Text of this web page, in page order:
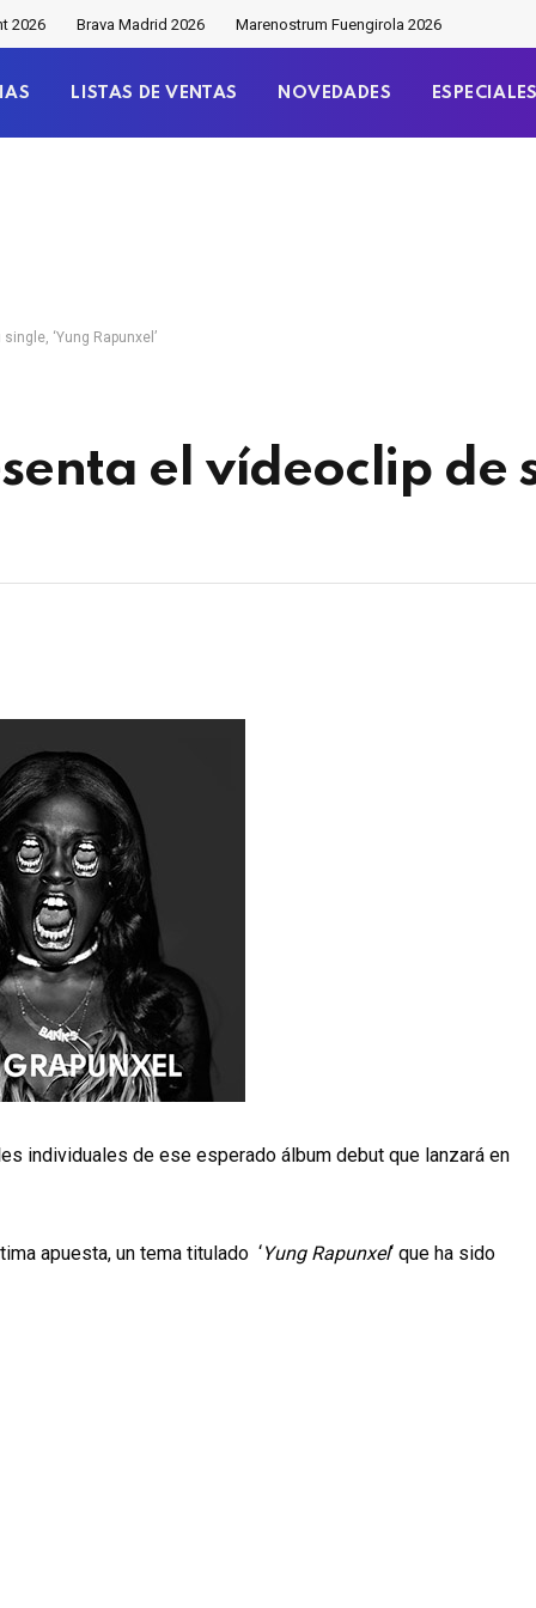
2026 Brava Madrid 2026 Marenostrum Fuengirola 2026
LISTAS DE VENTAS NOVEDADES
‘Yung Rapunxel’
el vídeoclip de
individuales de ese esperado álbum debut que lanzará en
apuesta, un tema titulado ‘Yung Rapunxel‘ que ha sido